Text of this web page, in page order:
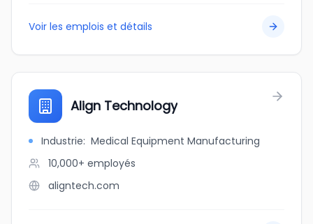
Voir les emplois et détails
Align Technology
Industrie: Medical Equipment Manufacturing
10,000+ employés
aligntech.com